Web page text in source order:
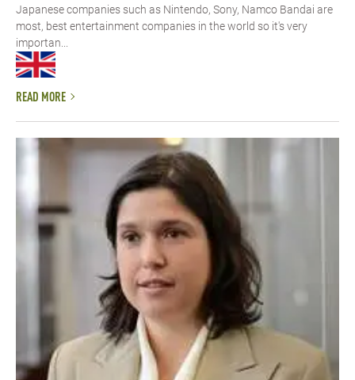
Japanese companies such as Nintendo, Sony, Namco Bandai are
most, best entertainment companies in the world so it's very
importan...
READ MORE